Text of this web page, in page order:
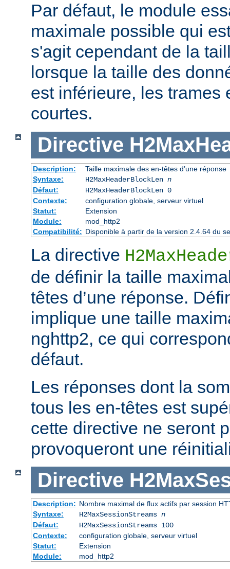
Par défaut, le module
maximale possible qui
s'agit cependant de la
lorsque la taille des
est inférieure, les trames
courtes.
Directive
Description:
Taille maximale des en-têtes d’une réponse
Syntaxe:
H2MaxHeaderBlockLen n
Défaut:
H2MaxHeaderBlockLen 0
Contexte:
configuration globale, serveur virtuel
Statut:
Extension
Module:
mod_http2
Compatibilité: Disponible à partir de la version 2.4.64 du
La directive
de définir la taille
têtes d’une réponse.
implique une taille
nghttp2, ce qui
défaut.
Les réponses dont la
tous les en-têtes est
cette directive ne seront
provoqueront une
Directive
Description: Nombre maximal de flux actifs par session
Syntaxe:
H2MaxSessionStreams n
Défaut:
H2MaxSessionStreams 100
Contexte:
configuration globale, serveur virtuel
Statut:
Extension
Module:
mod_http2